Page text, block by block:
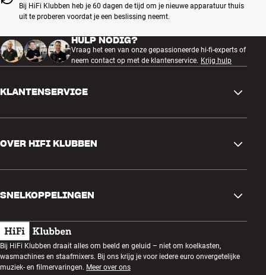
Bij HiFi Klubben heb je 60 dagen de tijd om je nieuwe apparatuur thuis
uit te proberen voordat je een beslissing neemt.
HULP NODIG?
Vraag het een van onze gepassioneerde hi-fi-experts of
neem contact op met de klantenservice. Krijg hulp
KLANTENSERVICE
Ruilen en retourneren
Bestelling herroepen
Algemene voorwaarden
Privacybeleid
OVER HIFI KLUBBEN
Klantenclub
Luisteravond
Prijsvragen
SNELKOPPELINGEN
Cadeaubonnen
Bouwen met geluid
Bij HiFi Klubben draait alles om beeld en geluid – niet om koelkasten,
wasmachines en staafmixers. Bij ons krijg je voor iedere euro onvergetelijke
muziek- en filmervaringen. Meer over ons